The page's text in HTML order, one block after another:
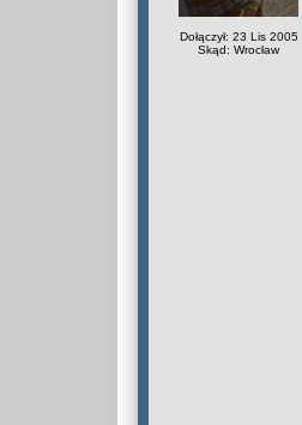
Dołączył: 23 Lis 2005
Skąd: Wrocław